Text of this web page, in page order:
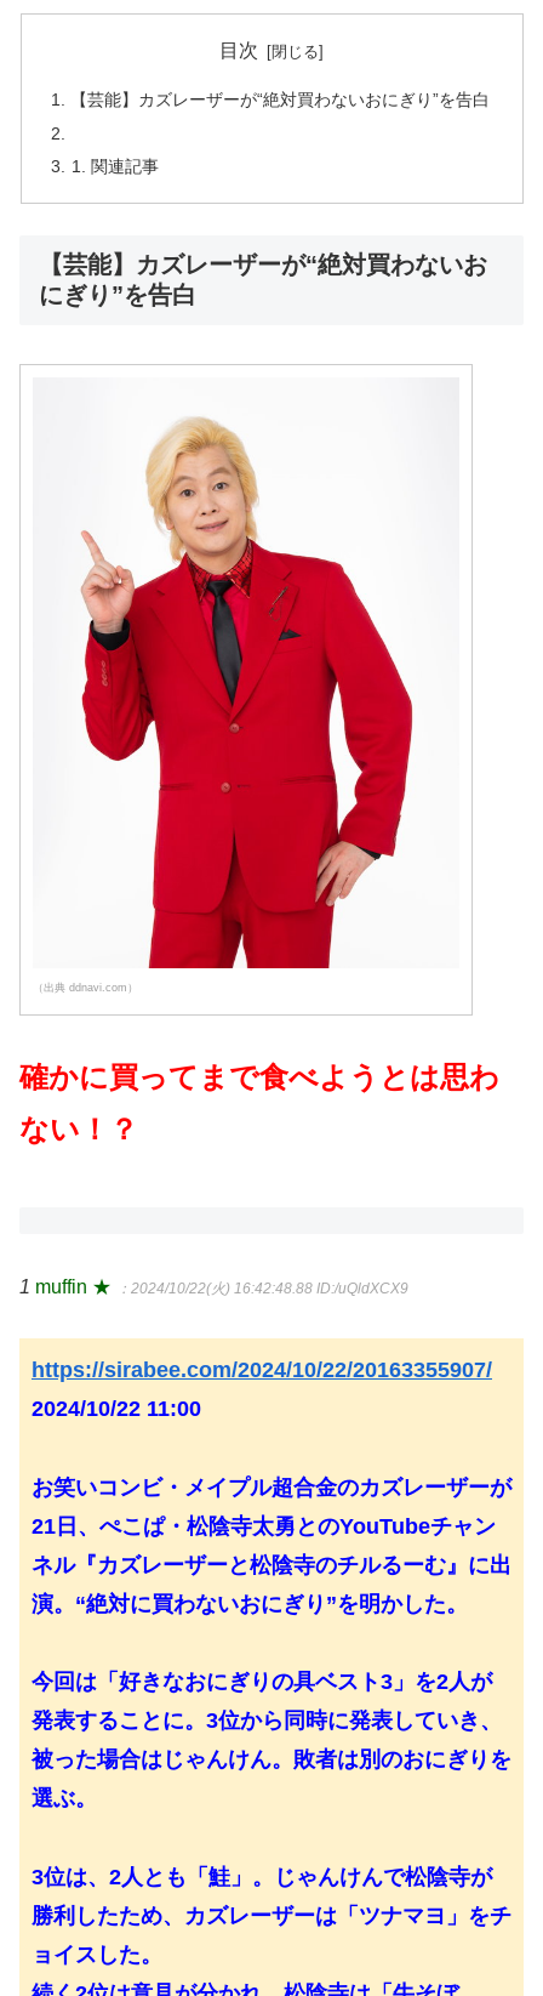
目次
【芸能】カズレーザーが“絶対買わないおにぎり”を告白
関連記事
【芸能】カズレーザーが“絶対買わないお
にぎり”を告白
（出典 ddnavi.com）
確かに買ってまで食べようとは思わ
ない！？
1 muffin ★ ：2024/10/22(火) 16:42:48.88 ID:/uQldXCX9
https://sirabee.com/2024/10/22/20163355907/
2024/10/22 11:00
お笑いコンビ・メイプル超合金のカズレーザーが
21日、ぺこぱ・松陰寺太勇とのYouTubeチャン
ネル『カズレーザーと松陰寺のチルるーむ』に出
演。“絶対に買わないおにぎり”を明かした。
今回は「好きなおにぎりの具ベスト3」を2人が
発表することに。3位から同時に発表していき、
被った場合はじゃんけん。敗者は別のおにぎりを
選ぶ。
3位は、2人とも「鮭」。じゃんけんで松陰寺が
勝利したため、カズレーザーは「ツナマヨ」をチ
ョイスした。